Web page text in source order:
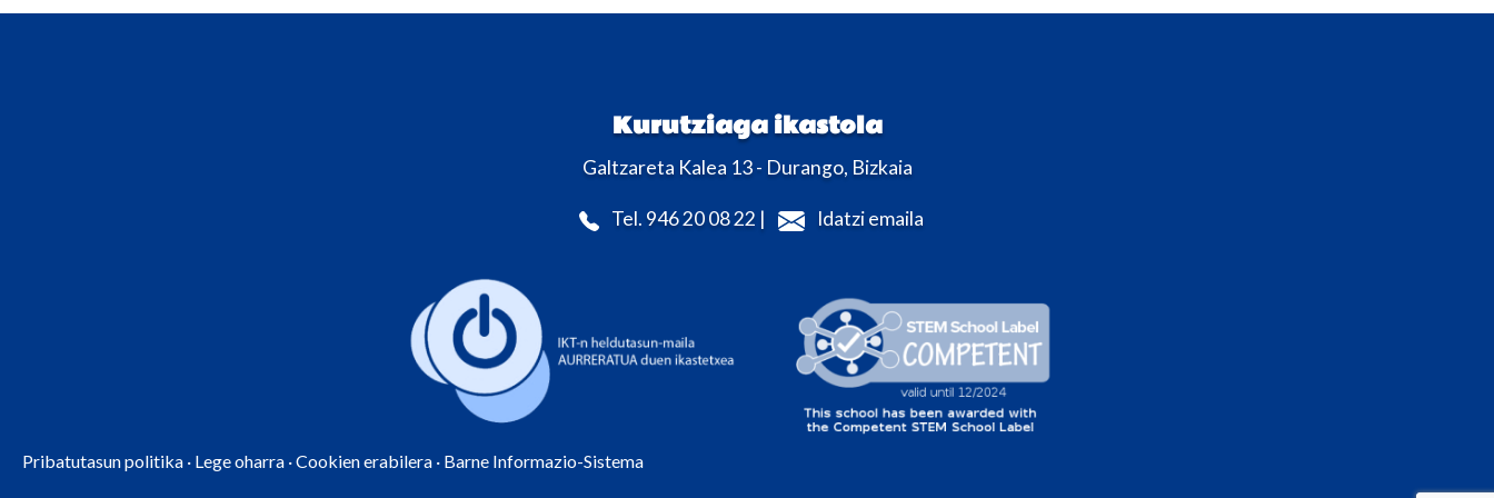
Kurutziaga ikastola
Galtzareta Kalea 13 - Durango, Bizkaia
Tel. 946 20 08 22 | Idatzi emaila
Pribatutasun politika · Lege oharra ·Cookien erabilera · Barne Informazio-Sistema